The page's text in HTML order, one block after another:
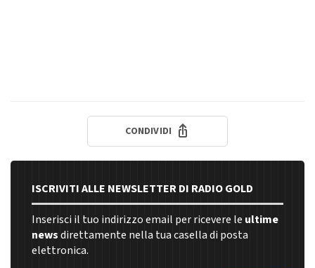
CONDIVIDI
ISCRIVITI ALLE NEWSLETTER DI RADIO GOLD
Inserisci il tuo indirizzo email per ricevere le ultime
newsdirettamente nella tua casella di posta
elettronica.